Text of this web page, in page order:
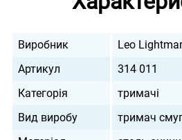
Виробник
Leo
Артикул
314 011
Категорія
тримачі
Вид виробу
тримач